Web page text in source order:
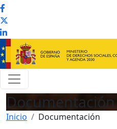
Documentación
Inicio Documentación